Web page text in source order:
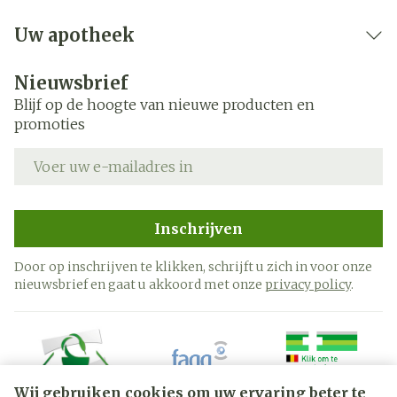
Wij gebruiken cookies om uw ervaring beter te
Uw apotheek
Nieuwsbrief
Blijf op de hoogte van nieuwe producten en
promoties
Inschrijven
Door op inschrijven te klikken, schrijft u zich in voor onze
nieuwsbrief en gaat u akkoord met onze privacy policy.